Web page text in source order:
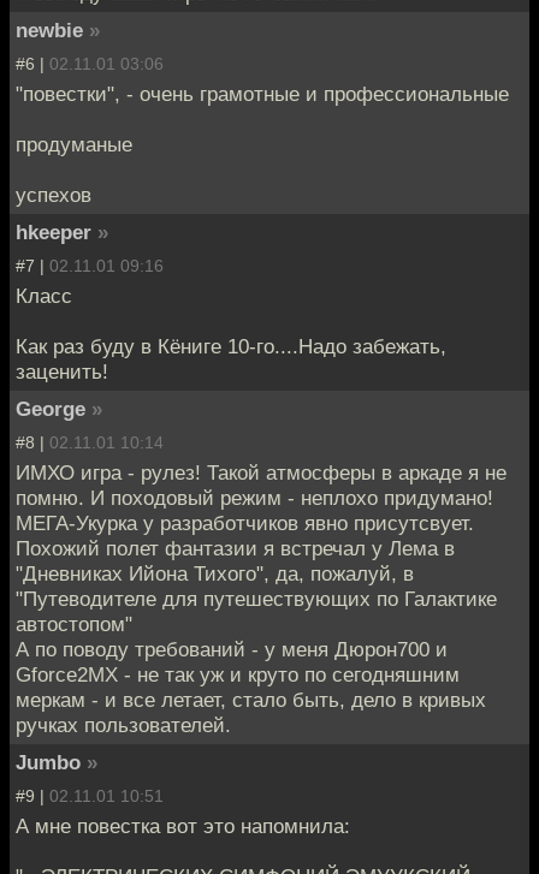
newbie »
#6 | 02.11.01 03:06
"повестки", - очень грамотные и профессиональные
продуманые
успехов
hkeeper »
#7 | 02.11.01 09:16
Класс
Как раз буду в Кёниге 10-го....Надо забежать,
заценить!
George »
#8 | 02.11.01 10:14
ИМХО игра - рулез! Такой атмосферы в аркаде я не
помню. И походовый режим - неплохо придумано!
МЕГА-Укурка у разработчиков явно присутсвует.
Похожий полет фантазии я встречал у Лема в
"Дневниках Ийона Тихого", да, пожалуй, в
"Путеводителе для путешествующих по Галактике
автостопом"
А по поводу требований - у меня Дюрон700 и
Gforce2MX - не так уж и круто по сегодняшним
меркам - и все летает, стало быть, дело в кривых
ручках пользователей.
Jumbo »
#9 | 02.11.01 10:51
А мне повестка вот это напомнила: